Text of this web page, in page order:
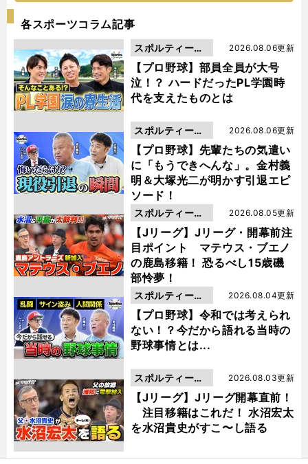
各スポーツコラム記事
【プロ野球】部員全員が大号
泣！？ ハードだったPL学園時
代を支えたものとは
2026.08.06更新
スポルティーバ
動画
【プロ野球】先輩たちの気遣い
に「もうできへんな」。金村義
明＆大塚光二が明かす引退エピ
ソード！
2026.08.06更新
スポルティーバ
動画
【Jリーグ】Jリーグ・開幕前注
目ポイント マテウス・ブエノ
の鹿島移籍！ 恐るべし15歳磯
部怜夢！
2026.08.05更新
スポルティーバ
動画
【プロ野球】令和では考えられ
ない！？今だから語れる当時の
野球事情とは...
2026.08.04更新
スポルティーバ
動画
【Jリーグ】Jリーグ開幕直前！
注目移籍はこれだ！ 水沼宏太
を水沼貴史がすこ〜し語る
2026.08.03更新
スポルティーバ
動画